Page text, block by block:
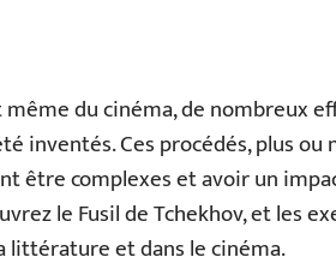
du cinéma, de nombreux
inventés. Ces procédés, plus ou
être complexes et avoir un
le Fusil de Tchekhov, et les
littérature et dans le cinéma.